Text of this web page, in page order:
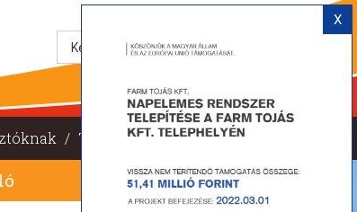
/ Tojás Pont / Elérhetőségek
X